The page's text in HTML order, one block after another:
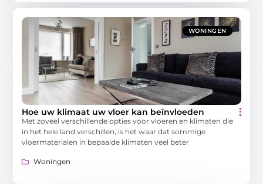
WONINGEN
Hoe uw klimaat uw vloer kan beïnvloeden
Met zoveel verschillende opties voor vloeren en klimaten die
in het hele land verschillen, is het waar dat sommige
vloermaterialen in bepaalde klimaten veel beter
Woningen